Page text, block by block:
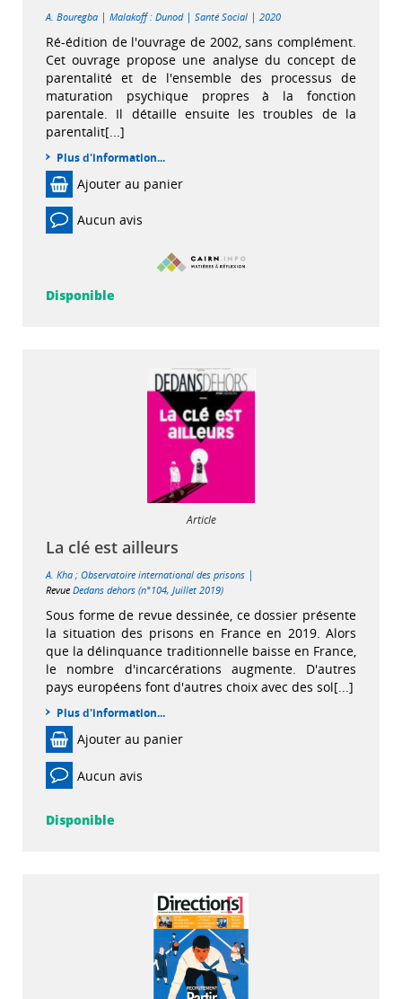
A. Bouregba | Malakoff : Dunod| Santé Social | 2020
Ré-édition de l'ouvrage de 2002, sans complément.
Cet ouvrage propose une analyse du concept de
parentalité et de l'ensemble des processus de
maturation psychique propres à la fonction
parentale. Il détaille ensuite les troubles de la
parentalit[...]
Plus d'information...
Ajouter au panier
Aucun avis
Disponible
Article
La clé est ailleurs
A. Kha ; Observatoire international des prisons |
Revue Dedans dehors (n°104, Juillet 2019)
Sous forme de revue dessinée, ce dossier présente
la situation des prisons en France en 2019. Alors
que la délinquance traditionnelle baisse en France,
le nombre d'incarcérations augmente. D'autres
pays européens font d'autres choix avec des sol[...]
Plus d'information...
Ajouter au panier
Aucun avis
Disponible